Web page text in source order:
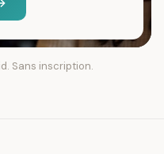
Sans inscription.